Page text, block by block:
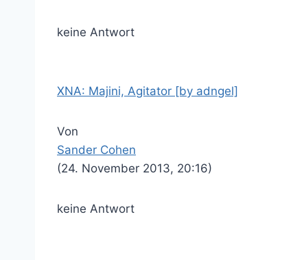
keine Antwort
XNA: Majini, Agitator [by adngel]
Von
Sander Cohen
(24. November 2013, 20:16)
keine Antwort